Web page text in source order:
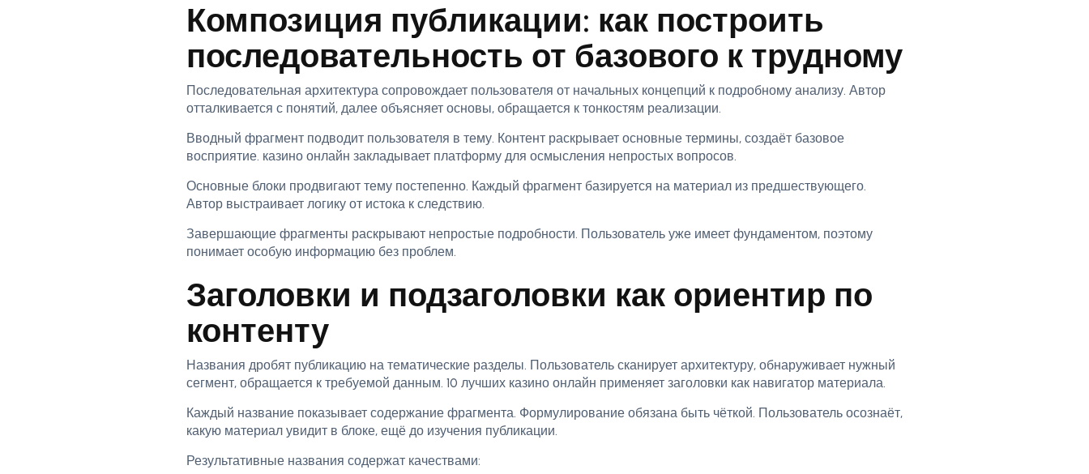
Композиция публикации: как построить
последовательность от базового к трудному
Последовательная архитектура сопровождает пользователя от начальных концепций к подробному анализу. Автор
отталкивается с понятий, далее объясняет основы, обращается к тонкостям реализации.
Вводный фрагмент подводит пользователя в тему. Контент раскрывает основные термины, создаёт базовое
восприятие. казино онлайн закладывает платформу для осмысления непростых вопросов.
Основные блоки продвигают тему постепенно. Каждый фрагмент базируется на материал из предшествующего.
Автор выстраивает логику от истока к следствию.
Завершающие фрагменты раскрывают непростые подробности. Пользователь уже имеет фундаментом, поэтому
понимает особую информацию без проблем.
Заголовки и подзаголовки как ориентир по
контенту
Названия дробят публикацию на тематические разделы. Пользователь сканирует архитектуру, обнаруживает нужный
сегмент, обращается к требуемой данным. 10 лучших казино онлайн применяет заголовки как навигатор материала.
Каждый название показывает содержание фрагмента. Формулирование обязана быть чёткой. Пользователь осознаёт,
какую материал увидит в блоке, ещё до изучения публикации.
Результативные названия содержат качествами: